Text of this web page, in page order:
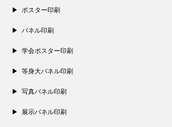
ポスター印刷
パネル印刷
学会ポスター印刷
等身大パネル印刷
写真パネル印刷
展示パネル印刷